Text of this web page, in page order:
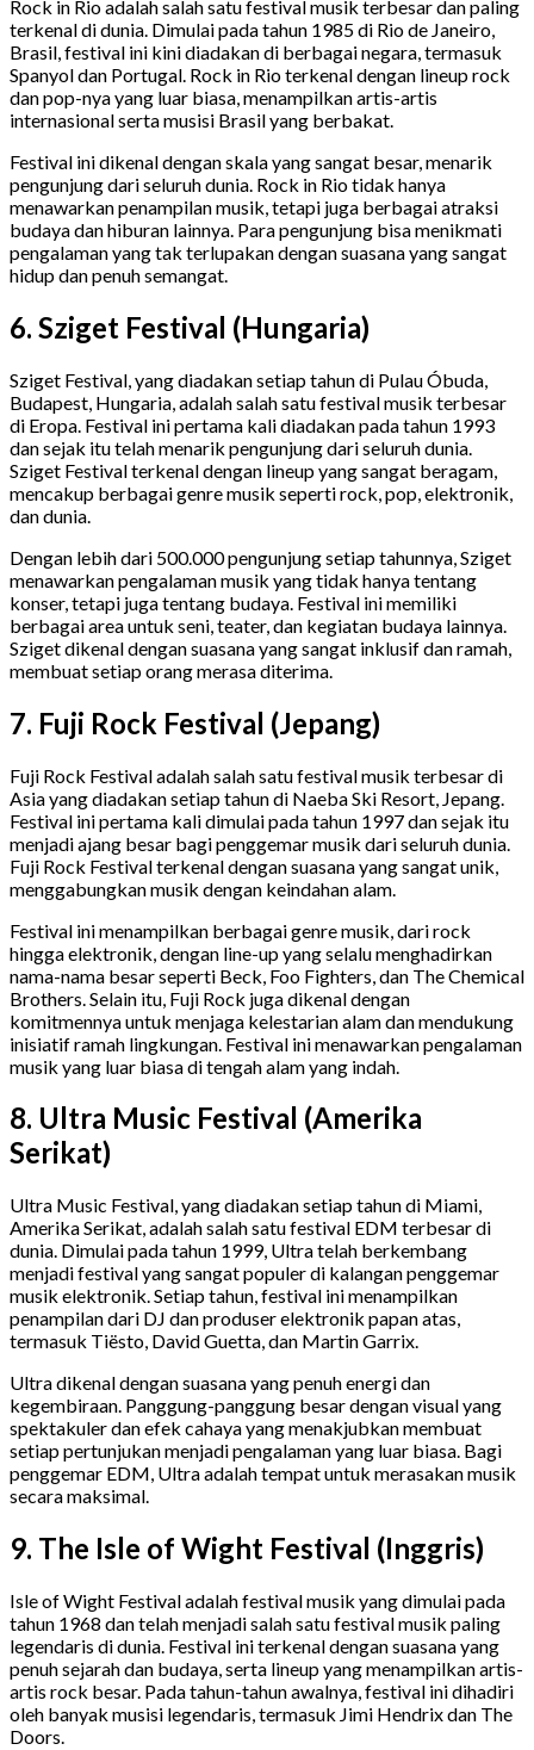
Rock in Rio adalah salah satu festival musik terbesar dan paling
terkenal di dunia. Dimulai pada tahun 1985 di Rio de Janeiro,
Brasil, festival ini kini diadakan di berbagai negara, termasuk
Spanyol dan Portugal. Rock in Rio terkenal dengan lineup rock
dan pop-nya yang luar biasa, menampilkan artis-artis
internasional serta musisi Brasil yang berbakat.
Festival ini dikenal dengan skala yang sangat besar, menarik
pengunjung dari seluruh dunia. Rock in Rio tidak hanya
menawarkan penampilan musik, tetapi juga berbagai atraksi
budaya dan hiburan lainnya. Para pengunjung bisa menikmati
pengalaman yang tak terlupakan dengan suasana yang sangat
hidup dan penuh semangat.
6. Sziget Festival (Hungaria)
Sziget Festival, yang diadakan setiap tahun di Pulau Óbuda,
Budapest, Hungaria, adalah salah satu festival musik terbesar
di Eropa. Festival ini pertama kali diadakan pada tahun 1993
dan sejak itu telah menarik pengunjung dari seluruh dunia.
Sziget Festival terkenal dengan lineup yang sangat beragam,
mencakup berbagai genre musik seperti rock, pop, elektronik,
dan dunia.
Dengan lebih dari 500.000 pengunjung setiap tahunnya, Sziget
menawarkan pengalaman musik yang tidak hanya tentang
konser, tetapi juga tentang budaya. Festival ini memiliki
berbagai area untuk seni, teater, dan kegiatan budaya lainnya.
Sziget dikenal dengan suasana yang sangat inklusif dan ramah,
membuat setiap orang merasa diterima.
7. Fuji Rock Festival (Jepang)
Fuji Rock Festival adalah salah satu festival musik terbesar di
Asia yang diadakan setiap tahun di Naeba Ski Resort, Jepang.
Festival ini pertama kali dimulai pada tahun 1997 dan sejak itu
menjadi ajang besar bagi penggemar musik dari seluruh dunia.
Fuji Rock Festival terkenal dengan suasana yang sangat unik,
menggabungkan musik dengan keindahan alam.
Festival ini menampilkan berbagai genre musik, dari rock
hingga elektronik, dengan line-up yang selalu menghadirkan
nama-nama besar seperti Beck, Foo Fighters, dan The Chemical
Brothers. Selain itu, Fuji Rock juga dikenal dengan
komitmennya untuk menjaga kelestarian alam dan mendukung
inisiatif ramah lingkungan. Festival ini menawarkan pengalaman
musik yang luar biasa di tengah alam yang indah.
8. Ultra Music Festival (Amerika
Serikat)
Ultra Music Festival, yang diadakan setiap tahun di Miami,
Amerika Serikat, adalah salah satu festival EDM terbesar di
dunia. Dimulai pada tahun 1999, Ultra telah berkembang
menjadi festival yang sangat populer di kalangan penggemar
musik elektronik. Setiap tahun, festival ini menampilkan
penampilan dari DJ dan produser elektronik papan atas,
termasuk Tiësto, David Guetta, dan Martin Garrix.
Ultra dikenal dengan suasana yang penuh energi dan
kegembiraan. Panggung-panggung besar dengan visual yang
spektakuler dan efek cahaya yang menakjubkan membuat
setiap pertunjukan menjadi pengalaman yang luar biasa. Bagi
penggemar EDM, Ultra adalah tempat untuk merasakan musik
secara maksimal.
9. The Isle of Wight Festival (Inggris)
Isle of Wight Festival adalah festival musik yang dimulai pada
tahun 1968 dan telah menjadi salah satu festival musik paling
legendaris di dunia. Festival ini terkenal dengan suasana yang
penuh sejarah dan budaya, serta lineup yang menampilkan artis-
artis rock besar. Pada tahun-tahun awalnya, festival ini dihadiri
oleh banyak musisi legendaris, termasuk Jimi Hendrix dan The
Doors.